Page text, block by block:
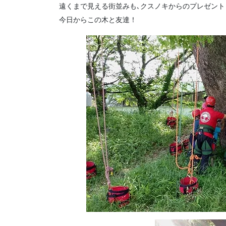
遠くまで見える街並みも､クスノキからのプレゼン
今日からこの木と友達！